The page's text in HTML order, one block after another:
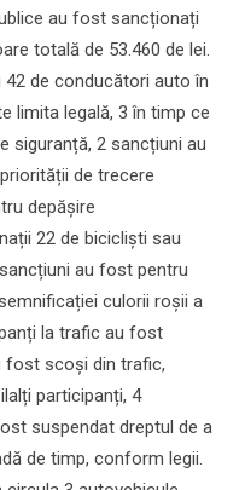
au fost sancționați
totală de 53.460 de lei.
de conducători auto în
limita legală, 3 în timp ce
siguranță, 2 sancțiuni au
de trecere
depășire
22 de bicicliști sau
au fost pentru
culorii roșii a
la trafic au fost
fost scoși din trafic,
participanți, 4
suspendat dreptul de a
de timp, conform legii.